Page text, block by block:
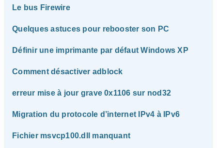
Le bus Firewire
Quelques astuces pour rebooster son PC
Définir une imprimante par défaut Windows XP
Comment désactiver adblock
erreur mise à jour grave 0x1106 sur nod32
Migration du protocole d’internet IPv4 à IPv6
Fichier msvcp100.dll manquant